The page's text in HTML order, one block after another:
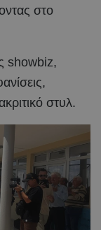
στο
showbiz,
στυλ.